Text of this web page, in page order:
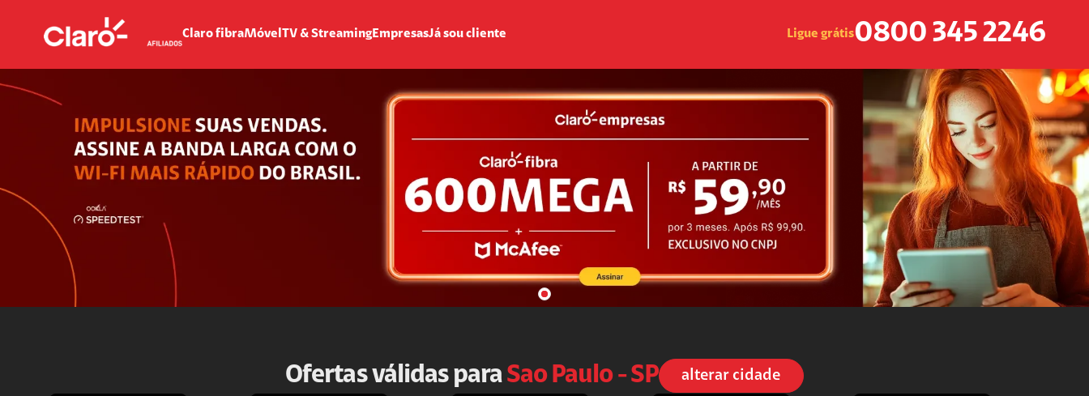
Claro fibraMóvel TV & StreamingEmpresasJá sou cliente Ligue grátis0800 345 2246
Ofertas válidas paraSao Paulo - SP alterar cidade